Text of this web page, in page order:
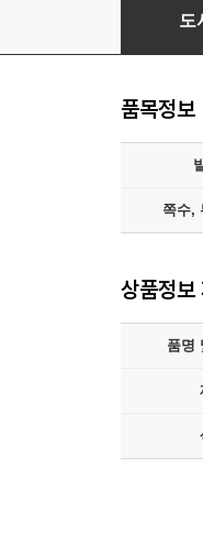
잃어버린
도
품목정보
쪽수,
상품정보
품명